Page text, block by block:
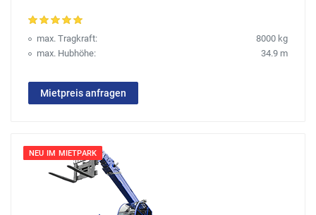
max. Tragkraft:
8000 kg
max. Hubhöhe:
34.9 m
Mietpreis anfragen
NEU IM MIETPARK